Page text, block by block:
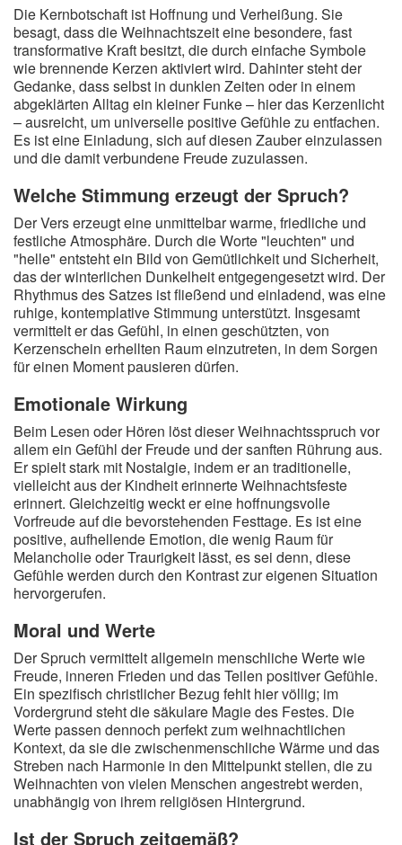
Die Kernbotschaft ist Hoffnung und Verheißung. Sie
besagt, dass die Weihnachtszeit eine besondere, fast
transformative Kraft besitzt, die durch einfache Symbole
wie brennende Kerzen aktiviert wird. Dahinter steht der
Gedanke, dass selbst in dunklen Zeiten oder in einem
abgeklärten Alltag ein kleiner Funke – hier das Kerzenlicht
– ausreicht, um universelle positive Gefühle zu entfachen.
Es ist eine Einladung, sich auf diesen Zauber einzulassen
und die damit verbundene Freude zuzulassen.
Welche Stimmung erzeugt der Spruch?
Der Vers erzeugt eine unmittelbar warme, friedliche und
festliche Atmosphäre. Durch die Worte "leuchten" und
"helle" entsteht ein Bild von Gemütlichkeit und Sicherheit,
das der winterlichen Dunkelheit entgegengesetzt wird. Der
Rhythmus des Satzes ist fließend und einladend, was eine
ruhige, kontemplative Stimmung unterstützt. Insgesamt
vermittelt er das Gefühl, in einen geschützten, von
Kerzenschein erhellten Raum einzutreten, in dem Sorgen
für einen Moment pausieren dürfen.
Emotionale Wirkung
Beim Lesen oder Hören löst dieser Weihnachtsspruch vor
allem ein Gefühl der Freude und der sanften Rührung aus.
Er spielt stark mit Nostalgie, indem er an traditionelle,
vielleicht aus der Kindheit erinnerte Weihnachtsfeste
erinnert. Gleichzeitig weckt er eine hoffnungsvolle
Vorfreude auf die bevorstehenden Festtage. Es ist eine
positive, aufhellende Emotion, die wenig Raum für
Melancholie oder Traurigkeit lässt, es sei denn, diese
Gefühle werden durch den Kontrast zur eigenen Situation
hervorgerufen.
Moral und Werte
Der Spruch vermittelt allgemein menschliche Werte wie
Freude, inneren Frieden und das Teilen positiver Gefühle.
Ein spezifisch christlicher Bezug fehlt hier völlig; im
Vordergrund steht die säkulare Magie des Festes. Die
Werte passen dennoch perfekt zum weihnachtlichen
Kontext, da sie die zwischenmenschliche Wärme und das
Streben nach Harmonie in den Mittelpunkt stellen, die zu
Weihnachten von vielen Menschen angestrebt werden,
unabhängig von ihrem religiösen Hintergrund.
Ist der Spruch zeitgemäß?